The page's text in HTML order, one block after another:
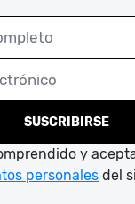
SUSCRIBIRSE
y
personales del